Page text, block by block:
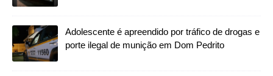
Adolescente é apreendido por tráfico de drogas e
porte ilegal de munição em Dom Pedrito